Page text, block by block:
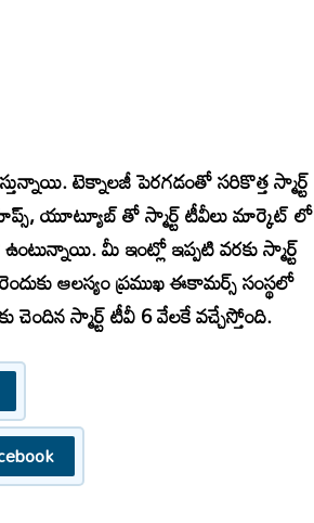
టెక్నాలజీ పెరగడంతో సరికొత్త స్మార్ట్
యాప్స్, యూట్యూబ్ తో స్మార్ట్ టీవీలు మార్కెట్ లో
మీ ఇంట్లో ఇప్పటి వరకు స్మార్ట్
ఆలస్యం ప్రముఖ ఈకామర్స్ సంస్థలో
చెందిన స్మార్ట్ టీవీ 6 వేలకే వచ్చేస్తోంది.